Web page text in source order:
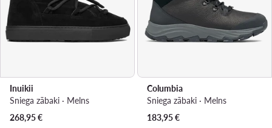
Inuikii
Sniega zābaki · Melns
268,95€
Columbia
Sniega zābaki · Melns
183,95€